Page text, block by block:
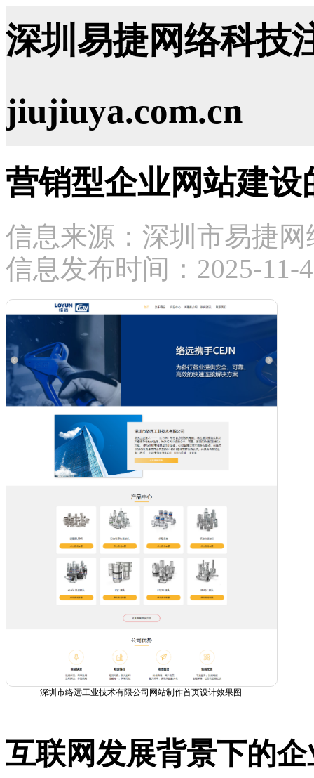
深圳易捷网络科技
jiujiuya.com.cn
营销型企业网站建设
信息来源：深圳市易捷
信息发布时间：2025-11-
深圳市络远工业技术有限公司网站制作首页设计效果图
互联网发展背景下的